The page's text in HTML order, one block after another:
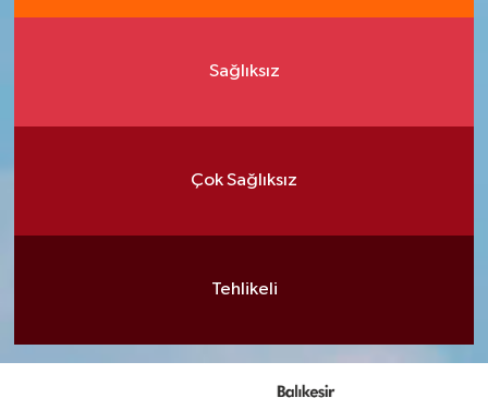
Sağlıksız
Çok Sağlıksız
Tehlikeli